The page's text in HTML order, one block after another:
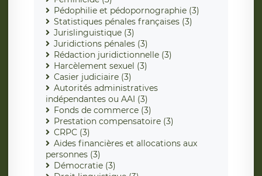
Pédophilie et pédopornographie (3)
Statistiques pénales françaises (3)
Jurislinguistique (3)
Juridictions pénales (3)
Rédaction juridictionnelle (3)
Harcèlement sexuel (3)
Casier judiciaire (3)
Autorités administratives
indépendantes ou AAI (3)
Fonds de commerce (3)
Prestation compensatoire (3)
CRPC (3)
Aides financières et allocations aux
personnes (3)
Démocratie (3)